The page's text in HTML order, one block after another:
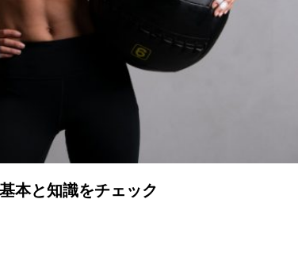
本と知識をチェック